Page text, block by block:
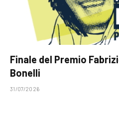
Finale del Premio
Bonelli
31/07/2026